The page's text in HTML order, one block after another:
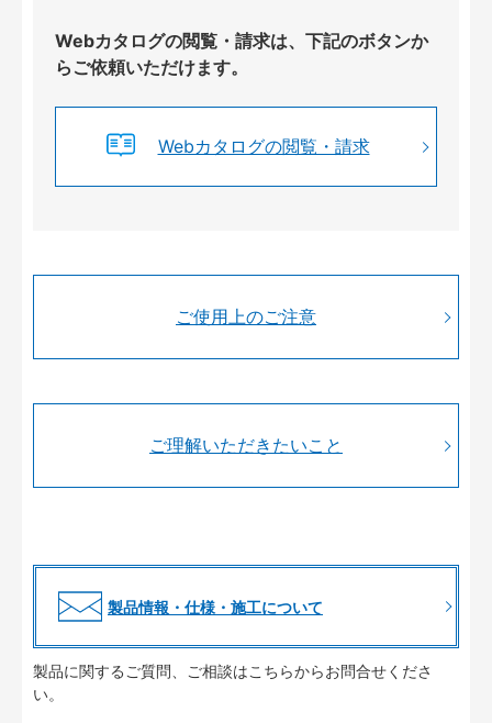
Webカタログの閲覧・請求は、下記のボタンか
らご依頼いただけます。
Webカタログの閲覧・請求
ご使用上のご注意
ご理解いただきたいこと
製品情報・仕様・施工について
製品に関するご質問、ご相談はこちらからお問合せくださ
い。